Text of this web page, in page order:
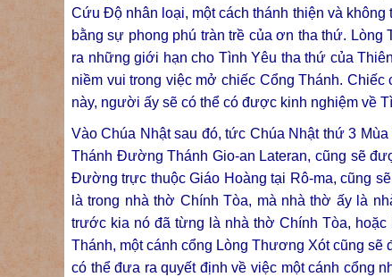
Cứu Độ nhân loại, một cách thánh thiện và
bằng sự phong phú tràn trề của ơn tha thứ.
ra những giới hạn cho Tình Yêu tha thứ của
niềm vui trong việc mở chiếc Cổng Thánh.
này, người ấy sẽ có thể có được kinh nghiệm về
Vào Chúa Nhật sau đó, tức Chúa Nhật thứ 3
Thánh Đường Thánh Gio-an Lateran, cũng sẽ
Đường trực thuộc Giáo Hoàng tại Rô-ma, cũng
là trong nhà thờ Chính Tòa, mà nhà thờ ấy là
trước kia nó đã từng là nhà thờ Chính Tòa,
Thánh, một cánh cổng Lòng Thương Xót cũng
có thể đưa ra quyết định về việc một cánh cổng